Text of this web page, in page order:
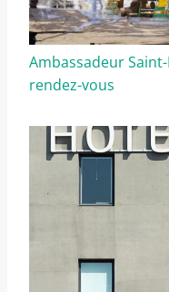
Ambassadeur
rendez-vous